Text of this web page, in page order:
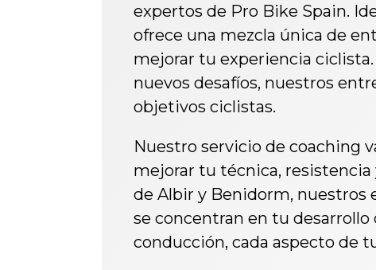
expertos de Pro Bike Spain.
ofrece una mezcla única de
mejorar tu experiencia
nuevos desafíos, nuestros
objetivos ciclistas.
Nuestro servicio de coaching
mejorar tu técnica,
de Albir y Benidorm, nuestros
se concentran en tu
conducción, cada aspecto de